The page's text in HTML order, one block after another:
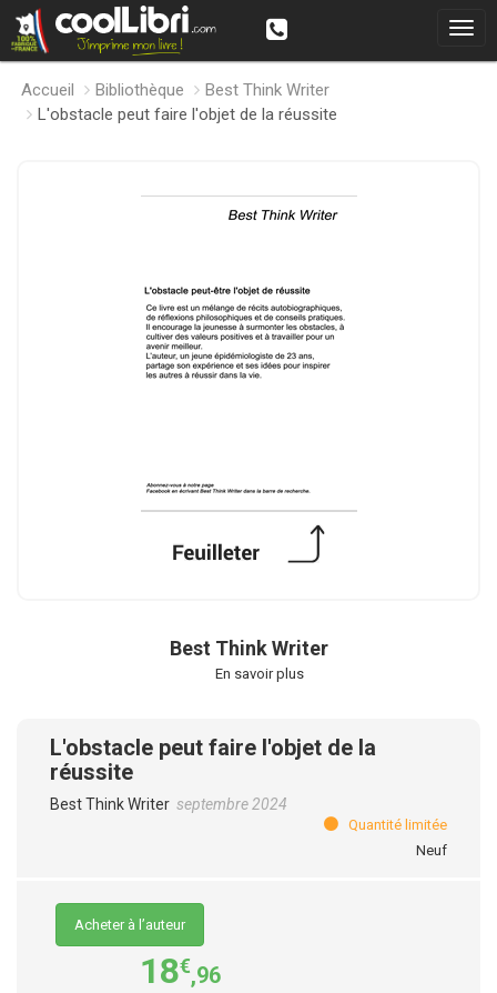
Accueil Bibliothèque
Best Think Writer
L'obstacle peut faire l'objet de la réussite
Best Think Writer
En savoir plus
L'obstacle peut faire l'objet de la
réussite
Best Think Writer septembre 2024
Quantité limitée
Neuf
Acheter à l’auteur
18€,96